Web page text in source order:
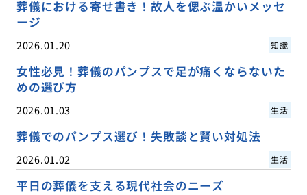
葬儀における寄せ書き！故人を偲ぶ温かいメッセ
ージ
2026.01.20 知識
女性必見！葬儀のパンプスで足が痛くならないた
めの選び方
2026.01.03 生活
葬儀でのパンプス選び！失敗談と賢い対処法
2026.01.02 生活
平日の葬儀を支える現代社会のニーズ